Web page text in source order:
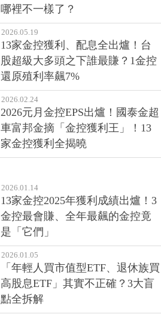
哪裡不一樣了？
2026.05.19
13家金控獲利、配息全出爐！台
股超級大多頭之下誰最賺？1金控
還原殖利率飆7%
2026.02.24
2026元月金控EPS出爐！國泰金超
車富邦金摘「金控獲利王」！13
家金控獲利全揭曉
2026.01.14
13家金控2025年獲利成績出爐！3
金控最會賺、全年最飆的金控竟
是「它們」
2026.01.05
「年輕人買市值型ETF、退休族買
高股息ETF」其實不正確？3大盲
點全拆解